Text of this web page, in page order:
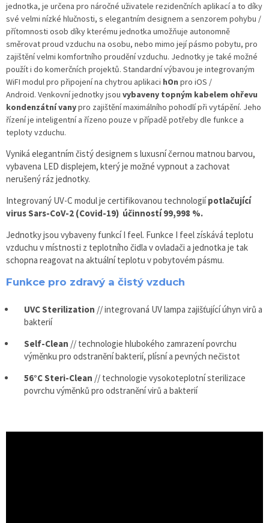
jednotka, je určena pro náročné uživatele rezidenčních aplikací a to díky
své velmi nízké hlučnosti, s elegantním designem a senzorem pohybu /
přítomnosti osob díky kterému jednotka umožňuje autonomně
směrovat proud vzduchu na osobu, nebo mimo její pásmo pobytu, pro
zajištění velmi komfortního proudění vzduchu. Jednotky je také možné
použít i do komerčních projektů. Standardní výbavou je integrovaným
WiFI modul pro připojení na chytrou aplikaci hOn pro iOS /
Android. Venkovní jednotky jsou vybaveny topným kabelem ohřevu
kondenzátní vanypro zajištění maximálního pohodlí při vytápění. Jeho
řízení je inteligentní a řízeno pouze v případě potřeby dle funkce a
teploty vzduchu.
Vyniká elegantním čistý designem s luxusní černou matnou barvou,
vybavena LED displejem, který je možné vypnout a zachovat
nerušený ráz jednotky.
Integrovaný UV-C modul je certifikovanou technologiípotlačující
virus Sars-CoV-2 (Covid-19) účinností 99,998 %.
Jednotky jsou vybaveny funkcí I feel. Funkce I feel získává teplotu
vzduchu v místnosti z teplotního čidla v ovladači a jednotka je tak
schopna reagovat na aktuální teplotu v pobytovém pásmu.
Funkce pro zdravý a čistý vzduch
UVC Sterilization // integrovaná UV lampa zajišťující úhyn virů a
bakterií
Self-Clean // technologie hlubokého zamrazení povrchu
výměnku pro odstranění bakterií, plísní a pevných nečistot
56°C Steri-Clean // technologie vysokoteplotní sterilizace
povrchu výměnků pro odstranění virů a bakterií